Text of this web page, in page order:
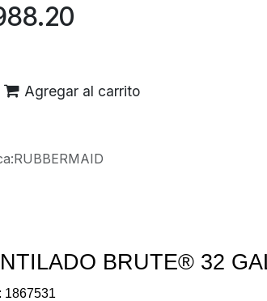
Agregar al carrito
:RUBBERMAID
BRUTE® 32
1867531